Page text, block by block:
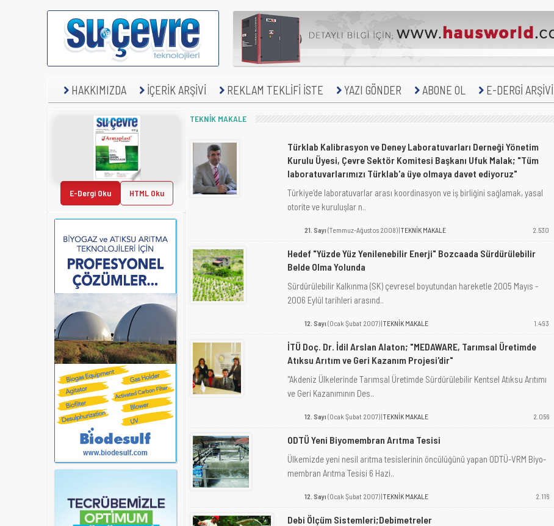
HAKKIMIZDA İÇERİK ARŞİVİ REKLAM TEKLİFİ İSTE YAZI GÖNDER ABONE OL E-DERGİ ARŞİVİ
E-Dergi Oku HTML Oku
TEKNİK MAKALE
Türklab Kalibrasyon ve Deney Laboratuvarları Derneği Yönetim
Kurulu Üyesi, Çevre Sektör Komitesi Başkanı Ufuk Malak; "Tüm
laboratuvarlarımızı Türklab'a üye olmaya davet ediyoruz"
Türkiye'de laboratuvarlar arası koordinasyon ve iş birliğini sağlamak, yasal
otorite ve kuruluşlar n..
21. Sayı (Temmuz-Ağustos 2008) |TEKNİK MAKALE 2.530
Hedef "Yüzde Yüz Yenilenebilir Enerji" Bozcaada Sürdürülebilir
Belde Olma Yolunda
Sürdürülebilir Kalkınma (SK) çevresel boyutundan hareketle 2005 Mayıs -
2006 Eylül tarihleri arasınd..
12. Sayı (Ocak Şubat 2007) |TEKNİK MAKALE 1.493
İTÜ Doç. Dr. İdil Arslan Alaton; "MEDAWARE, Tarımsal Üretimde
Atıksu Arıtım ve Geri Kazanım Projesi'dir"
"Akdeniz Ülkelerinde Tarımsal Üretimde Sürdürülebilir Kentsel Atıksu Arıtımı
ve Geri Kazanımının Des..
12. Sayı (Ocak Şubat 2007) |TEKNİK MAKALE 2.056
ODTÜ Yeni Biyomembran Arıtma Tesisi
Ülkemizde yeni nesil arıtma tesislerinin öncülüğünü yapan ODTÜ-VRM Biyo-
membran Arıtma Tesisi 6 Hazi..
12. Sayı (Ocak Şubat 2007) |TEKNİK MAKALE 2.116
Debi Ölçüm Sistemleri;Debimetreler